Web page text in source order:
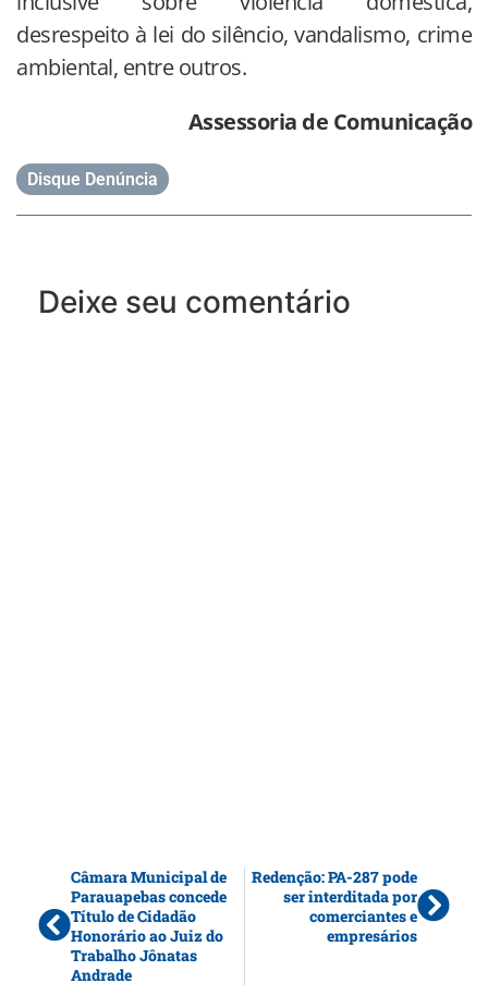
desrespeito à lei do silêncio, vandalismo, crime
ambiental, entre outros.
Assessoria de Comunicação
Disque Denúncia
Deixe seu comentário
Câmara Municipal de
Parauapebas concede
Título de Cidadão
Honorário ao Juiz do
Trabalho Jônatas
Andrade
Redenção: PA-287 pode
ser interditada por
comerciantes e
empresários